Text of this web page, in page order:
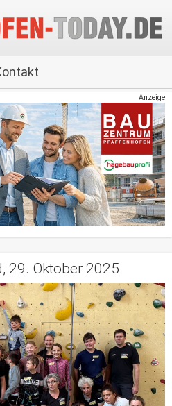
Anzeige
29. Oktober 2025